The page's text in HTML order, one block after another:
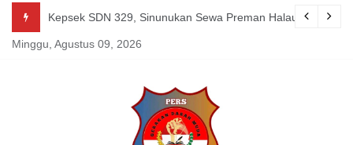
content
Tetap Berkarya dan Mandiri Agustus 07, 2026
Kepsek SDN 329, Sinunukan Sewa Preman Halau LSM
Minggu, Agustus 09, 2026